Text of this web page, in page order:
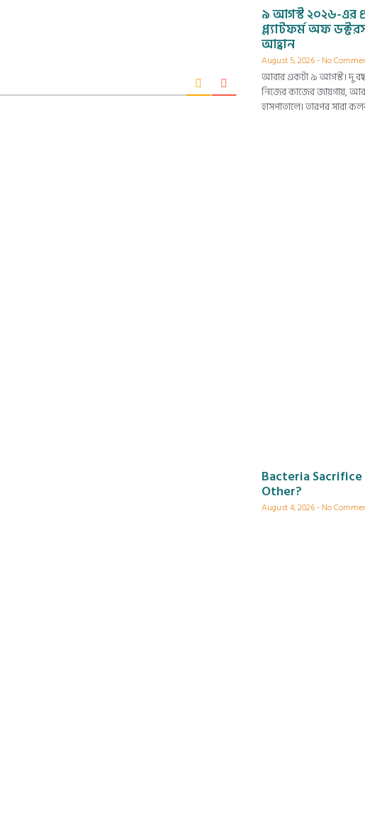
৯ আগস্ট ২০২৬-এর
প্ল্যাটফর্ম অফ
আহ্বান
August 5, 2026 No
আবার একটা ৯ আগস্ট। দু
নিজের কাজের জায়গায়,
হাসপাতালে। তারপর সারা
Bacteria
Other?
August 4, 2026 No